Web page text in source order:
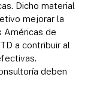
Dicho material
mejorar la
Américas de
a contribuir al
deben